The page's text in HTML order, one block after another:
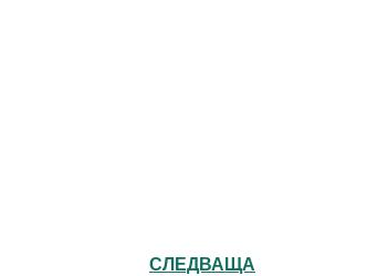
СЛЕДВАЩА